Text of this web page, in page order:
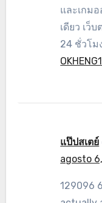
และเกม
เดียว เว็
24 ชั่วโม
แป๊ปสเตย์
agosto
129096